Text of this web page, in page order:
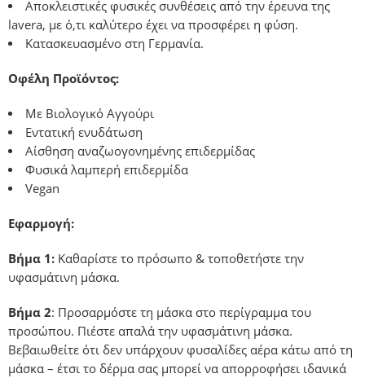
Αποκλειστικές φυσικές συνθέσεις από την έρευνα της
lavera, με ό,τι καλύτερο έχει να προσφέρει η φύση.
Κατασκευασμένο στη Γερμανία.
Οφέλη Προϊόντος:
Με Βιολογικό Αγγούρι
Εντατική ενυδάτωση
Αίσθηση αναζωογονημένης επιδερμίδας
Φυσικά λαμπερή επιδερμίδα
Vegan
Εφαρμογή:
Βήμα 1: Καθαρίστε το πρόσωπο & τοποθετήστε την
υφασμάτινη μάσκα.
Βήμα 2: Προσαρμόστε τη μάσκα στο περίγραμμα του
προσώπου. Πιέστε απαλά την υφασμάτινη μάσκα.
Βεβαιωθείτε ότι δεν υπάρχουν φυσαλίδες αέρα κάτω από τη
μάσκα – έτσι το δέρμα σας μπορεί να απορροφήσει ιδανικά